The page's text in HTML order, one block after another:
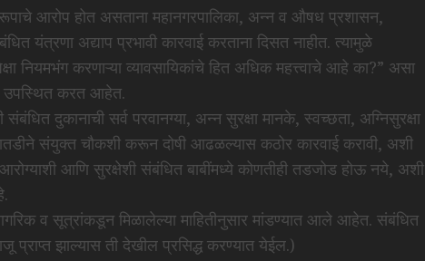
आरोप होत असताना महानगरपालिका, अन्न व औषध प्रशासन,
यंत्रणा अद्याप प्रभावी कारवाई करताना दिसत नाहीत. त्यामुळे
नियमभंग करणाऱ्या व्यावसायिकांचे हित अधिक महत्त्वाचे आहे का?” असा
उपस्थित करत आहेत.
दुकानाची सर्व परवानग्या, अन्न सुरक्षा मानके, स्वच्छता, अग्निसुरक्षा
संयुक्त चौकशी करून दोषी आढळल्यास कठोर कारवाई करावी, अशी
आणि सुरक्षेशी संबंधित बाबींमध्ये कोणतीही तडजोड होऊ नये, अशी
व सूत्रांकडून मिळालेल्या माहितीनुसार मांडण्यात आले आहेत. संबंधित
प्राप्त झाल्यास ती देखील प्रसिद्ध करण्यात येईल.)